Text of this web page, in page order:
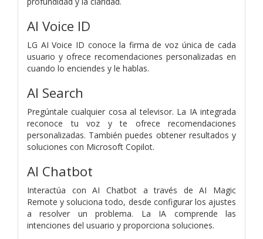
AI Voice ID
LG AI Voice ID conoce la firma de voz única de cada
usuario y ofrece recomendaciones personalizadas en
cuando lo enciendes y le hablas.
AI Search
Pregúntale cualquier cosa al televisor. La IA integrada
reconoce tu voz y te ofrece recomendaciones
personalizadas. También puedes obtener resultados y
soluciones con Microsoft Copilot.
AI Chatbot
Interactúa con AI Chatbot a través de AI Magic
Remote y soluciona todo, desde configurar los ajustes
a resolver un problema. La IA comprende las
intenciones del usuario y proporciona soluciones.